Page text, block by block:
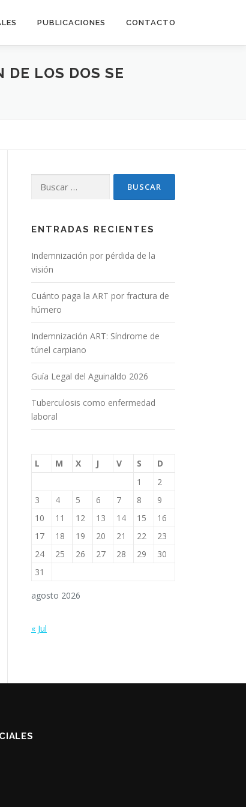
PUBLICACIONES CONTACTO
DE LOS DOS SE
ENTRADAS RECIENTES
Indemnización por pérdida de la
visión
Cuánto paga la ART por fractura de
húmero
Indemnización ART: Síndrome de
túnel carpiano
Guía Legal del Aguinaldo 2026
Tuberculosis como enfermedad
laboral
agosto 2026
L M X J V S
D
1
2
3
4 5 6 7 8
9
10
11 12 13 14 15
16
17
18 19 20 21 22
23
24
25 26 27 28 29
30
31
« Jul